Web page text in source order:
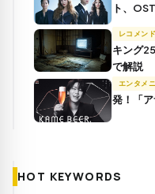
ト、
レコメンド
キング
で解説
エンタメ
発！「
HOT KEYWORDS